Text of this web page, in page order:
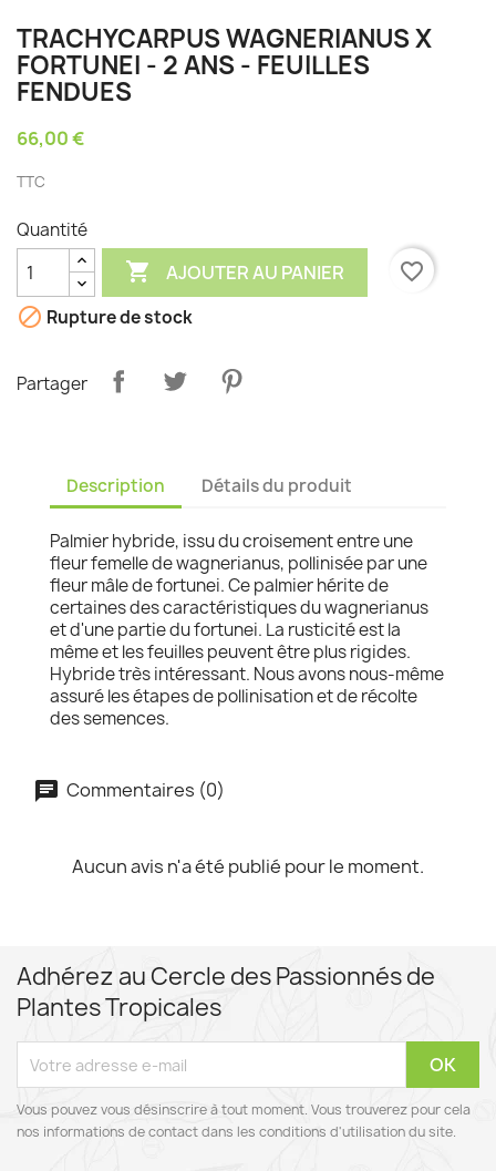
TRACHYCARPUS WAGNERIANUS X
FORTUNEI - 2 ANS - FEUILLES
FENDUES
66,00 €
TTC
Quantité
 AJOUTER AU PANIER
favorite_border
 Rupture de stock
Partager
Description Détails du produit
Palmier hybride, issu du croisement entre une
fleur femelle de wagnerianus, pollinisée par une
fleur mâle de fortunei. Ce palmier hérite de
certaines des caractéristiques du wagnerianus
et d'une partie du fortunei. La rusticité est la
même et les feuilles peuvent être plus rigides.
Hybride très intéressant. Nous avons nous-même
assuré les étapes de pollinisation et de récolte
des semences.
Commentaires (0)
Aucun avis n'a été publié pour le moment.
Adhérez au Cercle des Passionnés de
Plantes Tropicales
Vous pouvez vous désinscrire à tout moment. Vous trouverez pour cela
nos informations de contact dans les conditions d'utilisation du site.